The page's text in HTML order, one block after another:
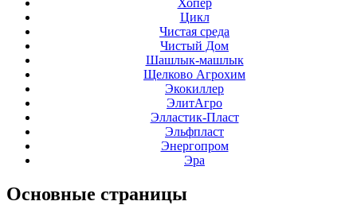
Цикл
Чистая среда
Чистый Дом
Шашлык-машлык
Щелково Агрохим
Экокиллер
ЭлитАгро
Элластик-Пласт
Эльфпласт
Энергопром
Эра
Основные страницы